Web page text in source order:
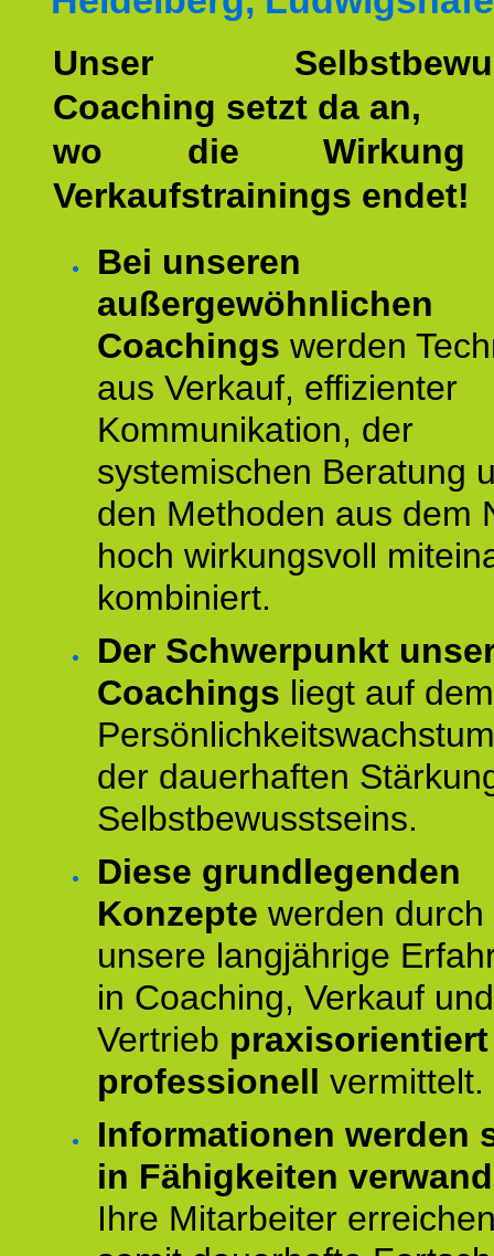
Unser
Coaching setzt da an,
wo die Wirkung
Verkaufstrainings endet!
Bei unseren
außergewöhnlichen
Coachings werden
aus Verkauf, effizienter
Kommunikation, der
systemischen Beratung
den Methoden aus dem
hoch wirkungsvoll
kombiniert.
Der Schwerpunkt
Coachings liegt auf dem
der dauerhaften
Selbstbewusstseins.
Diese grundlegenden
Konzepte werden durch
unsere langjährige
in Coaching, Verkauf und
Vertrieb
professionell vermittelt.
Informationen werden
in Fähigkeiten
Ihre Mitarbeiter